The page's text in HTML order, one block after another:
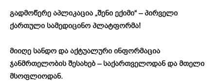
გადმოწერე აპლიკაცია „შენი ექიმი“ – პირველი
ქართული სამედიცინო პლატფორმა!
მიიღე სანდო და აქტუალური ინფორმაცია
ჯანმრთელობის შესახებ – საქართველოდან და მთელი
მსოფლიოდან.